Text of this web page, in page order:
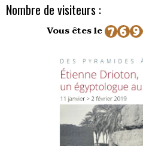
Nombre de visiteurs :
Vous êtes le